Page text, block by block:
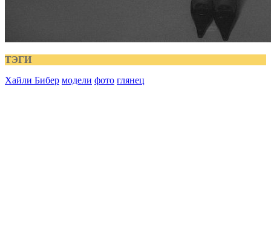
ТЭГИ
Хайли Бибер модели фото глянец